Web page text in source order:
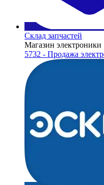
Склад запчастей
Магазин электроники
5732 - Продажа